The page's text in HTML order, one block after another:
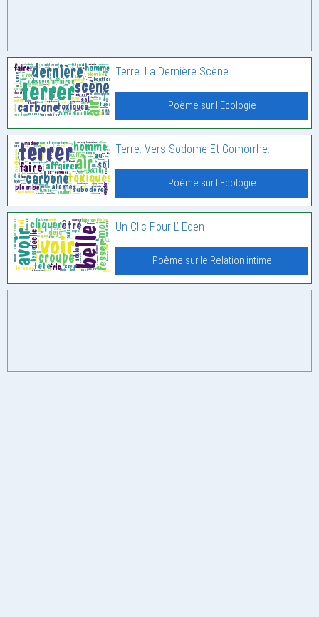
Terre. La Dernière Scène.
Poème sur l'Ecologie
Terre. Vers Sodome Et Gomorrhe.
Poème sur l'Ecologie
Un Clic Pour L’ Eden
Poème sur le Relation intime